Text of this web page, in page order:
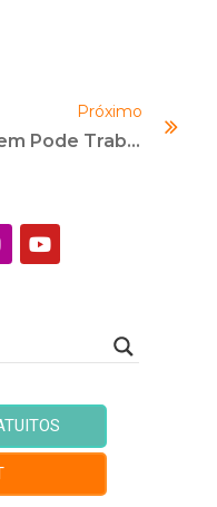
Próximo
Quem Pode Trabalhar Com Compliance?